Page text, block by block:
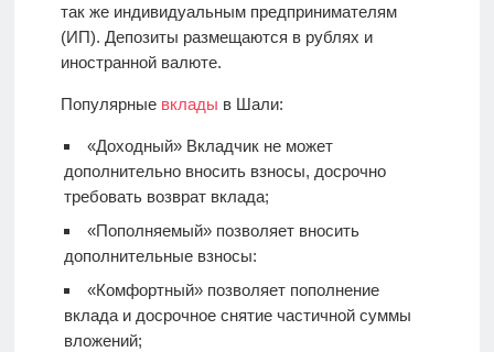
так же индивидуальным предпринимателям
(ИП). Депозиты размещаются в рублях и
иностранной валюте.
Популярные вклады в Шали:
«Доходный» Вкладчик не может
дополнительно вносить взносы, досрочно
требовать возврат вклада;
«Пополняемый» позволяет вносить
дополнительные взносы:
«Комфортный» позволяет пополнение
вклада и досрочное снятие частичной суммы
вложений;